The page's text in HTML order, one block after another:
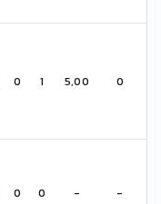
0 1 5,00 0
0 0 - -